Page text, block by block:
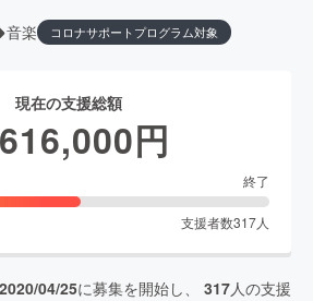
音楽 コロナサポートプログラム対象
現在の支援総額
円
終了
支援者数317人
2020/04/25に募集を開始し、 317人の支援